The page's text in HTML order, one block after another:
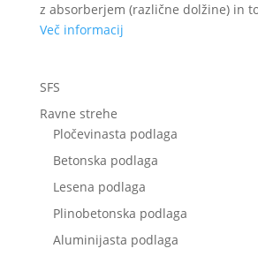
z absorberjem (različne dolžine) in
Več informacij
SFS
Ravne strehe
Pločevinasta podlaga
Betonska podlaga
Lesena podlaga
Plinobetonska podlaga
Aluminijasta podlaga